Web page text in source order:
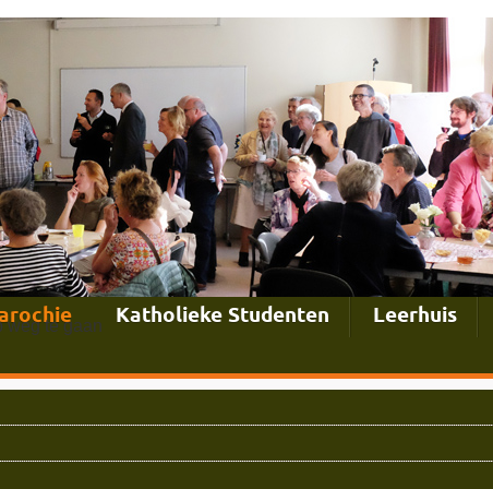
weg te gaan
Katholieke Studenten Leerhuis